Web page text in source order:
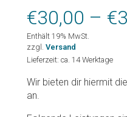
€30,00 – €
Enthält 19% MwSt.
zzgl.Versand
Lieferzeit: ca. 14 Werktage
Wir bieten dir hiermit
an.